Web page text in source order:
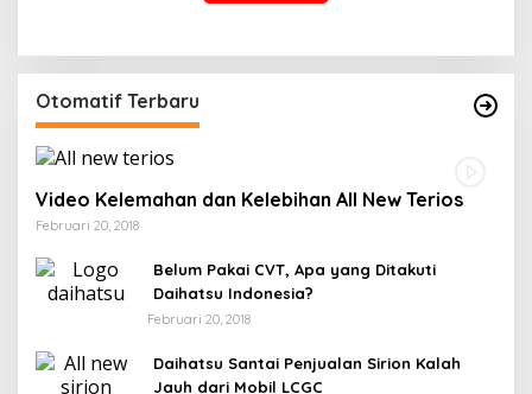
Otomatif Terbaru
Video Kelemahan dan Kelebihan All New Terios
Februari 20, 2018
Belum Pakai CVT, Apa yang Ditakuti
Daihatsu Indonesia?
Februari 20, 2018
Daihatsu Santai Penjualan Sirion Kalah
Jauh dari Mobil LCGC